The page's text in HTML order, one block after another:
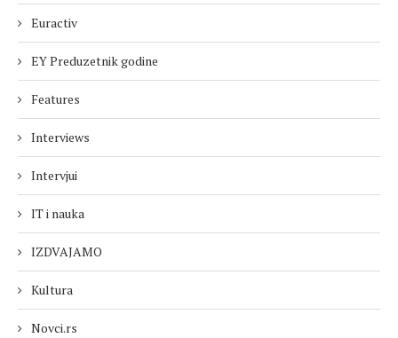
Euractiv
EY Preduzetnik godine
Features
Interviews
Intervjui
IT i nauka
IZDVAJAMO
Kultura
Novci.rs